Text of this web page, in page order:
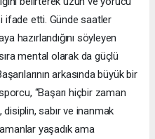
ifade etti. Günde saatler
hazırlandığını söyleyen
sıra mental olarak da güçlü
arkasında büyük bir
“Başarı hiçbir zaman
sabır ve inanmak
yaşadık ama